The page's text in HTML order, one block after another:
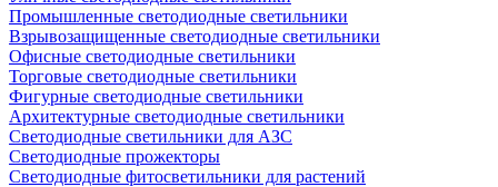
Промышленные светодиодные светильники
Взрывозащищенные светодиодные светильники
Офисные светодиодные светильники
Торговые светодиодные светильники
Фигурные светодиодные светильники
Архитектурные светодиодные светильники
Светодиодные светильники для АЗС
Светодиодные прожекторы
Светодиодные фитосветильники для растений